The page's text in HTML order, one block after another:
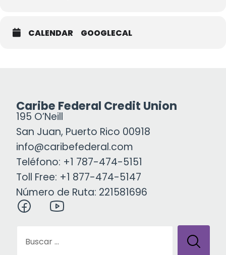
CALENDAR GOOGLECAL
Caribe Federal Credit Union
195 O’Neill
San Juan, Puerto Rico 00918
info@caribefederal.com
Teléfono: +1 787-474-5151
Toll Free: +1 877-474-5147
Número de Ruta: 221581696